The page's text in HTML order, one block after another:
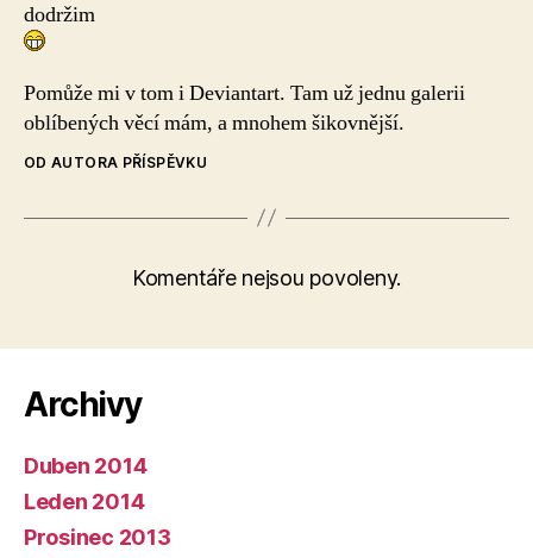
dodržim
Pomůže mi v tom i Deviantart. Tam už jednu galerii
oblíbených věcí mám, a mnohem šikovnější.
OD AUTORA PŘÍSPĚVKU
Komentáře nejsou povoleny.
Archivy
Duben 2014
Leden 2014
Prosinec 2013